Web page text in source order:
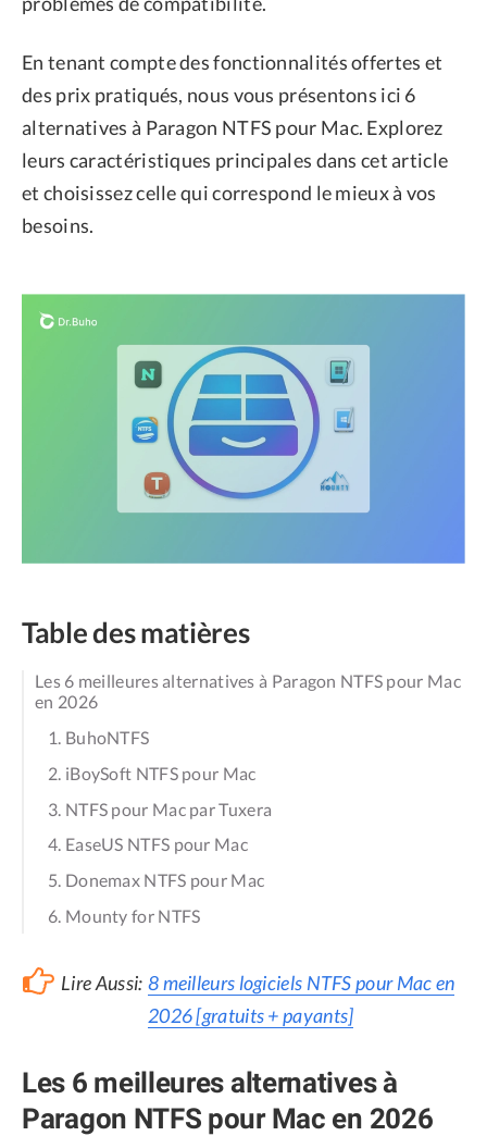
En tenant compte des fonctionnalités offertes et
des prix pratiqués, nous vous présentons ici 6
alternatives à Paragon NTFS pour Mac. Explorez
leurs caractéristiques principales dans cet article
et choisissez celle qui correspond le mieux à vos
besoins.
Table des matières
Les 6 meilleures alternatives à Paragon NTFS pour Mac
en 2026
1. BuhoNTFS
2. iBoySoft NTFS pour Mac
3. NTFS pour Mac par Tuxera
4. EaseUS NTFS pour Mac
5. Donemax NTFS pour Mac
6. Mounty for NTFS
Lire Aussi: 8 meilleurs logiciels NTFS pour Mac en
2026 [gratuits + payants]
Les 6 meilleures alternatives à
Paragon NTFS pour Mac en 2026